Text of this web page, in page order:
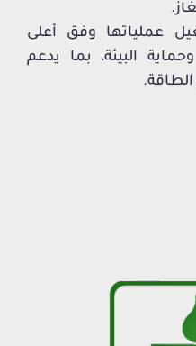
عملياتها وفق أعلى
البيئة، بما يدعم